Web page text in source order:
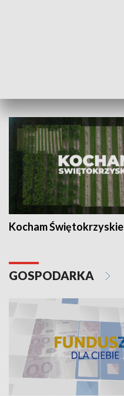
Kocham Świętokrzyskie
GOSPODARKA